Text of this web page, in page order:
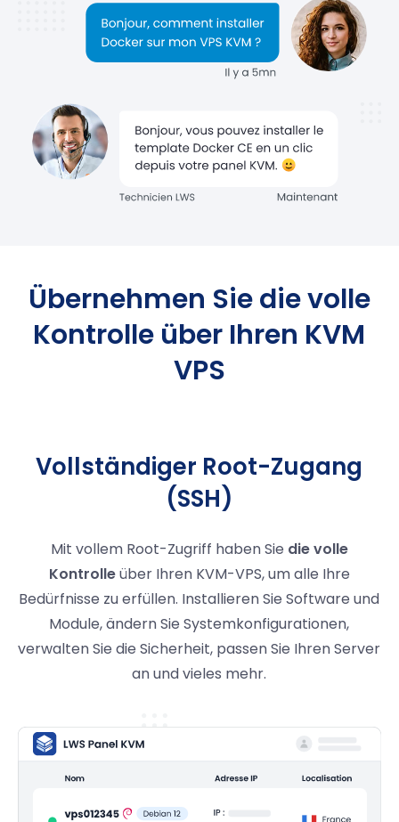
Übernehmen Sie die volle
Kontrolle über Ihren KVM
VPS
Vollständiger Root-Zugang
(SSH)
Mit vollem Root-Zugriff haben Sie die volle
Kontrolleüber Ihren KVM-VPS, um alle Ihre
Bedürfnisse zu erfüllen. Installieren Sie Software und
Module, ändern Sie Systemkonfigurationen,
verwalten Sie die Sicherheit, passen Sie Ihren Server
an und vieles mehr.